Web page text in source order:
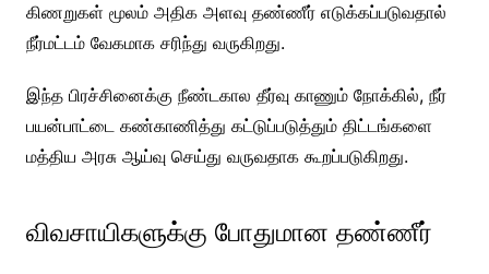
கிணறுகள் மூலம் அதிக அளவு தண்ணீர் எடுக்கப்படுவதால்
நீர்மட்டம் வேகமாக சரிந்து வருகிறது.
இந்த பிரச்சினைக்கு நீண்டகால தீர்வு காணும் நோக்கில், நீர்
பயன்பாட்டை கண்காணித்து கட்டுப்படுத்தும் திட்டங்களை
மத்திய அரசு ஆய்வு செய்து வருவதாக கூறப்படுகிறது.
விவசாயிகளுக்கு போதுமான தண்ணீர்